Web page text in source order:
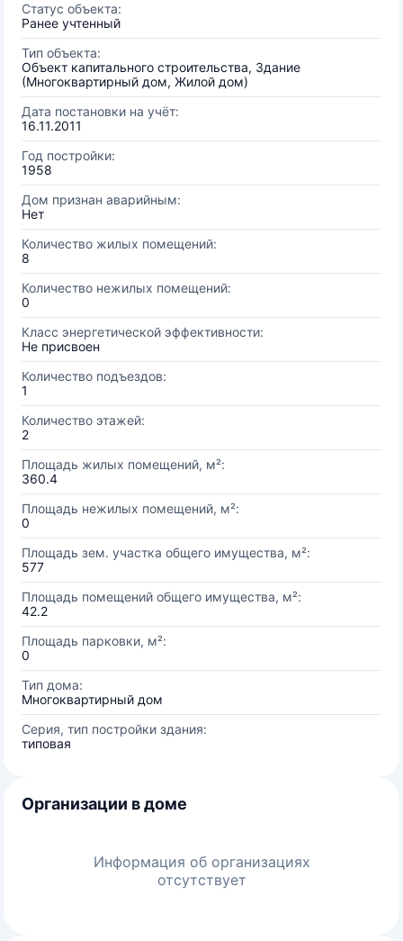
Статус объекта:
Ранее учтенный
Тип объекта:
Объект капитального строительства, Здание
(Многоквартирный дом, Жилой дом)
Дата постановки на учёт:
16.11.2011
Год постройки:
1958
Дом признан аварийным:
Нет
Количество жилых помещений:
8
Количество нежилых помещений:
0
Класс энергетической эффективности:
Не присвоен
Количество подъездов:
1
Количество этажей:
2
Площадь жилых помещений, м²:
360.4
Площадь нежилых помещений, м²:
0
Площадь зем. участка общего имущества, м²:
577
Площадь помещений общего имущества, м²:
42.2
Площадь парковки, м²:
0
Тип дома:
Многоквартирный дом
Серия, тип постройки здания:
типовая
Организации в доме
Информация об организациях
отсутствует